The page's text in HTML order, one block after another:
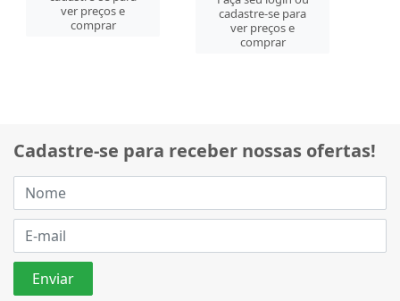
ver preços e
comprar
cadastre-se para
ver preços e
comprar
Cadastre-se para receber nossas ofertas!